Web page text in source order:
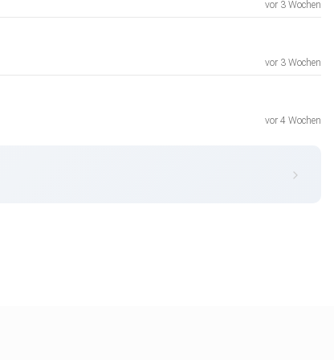
vor 3 Wochen
vor 3 Wochen
vor 4 Wochen